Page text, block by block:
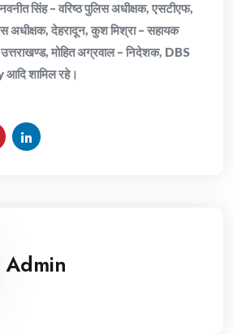
सिंह – वरिष्ठ पुलिस अधीक्षक, एसटीएफ,
अधीक्षक, देहरादून, कुश मिश्रा – सहायक
मोहित अग्रवाल – निदेशक, DBS
शामिल रहे।
Admin